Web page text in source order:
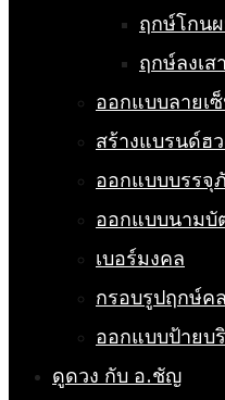
ฤกษ์โกน
ฤกษ์ลงเส
ออกแบบลายเ
สร้างแบรนด์ฮ
ออกแบบบรร
ออกแบบนามบั
เบอร์มงคล
กรอบรูปฤกษ์ค
ออกแบบป้ายบ
ดูดวง กับ อ.ชัญ